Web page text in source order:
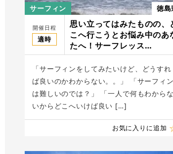
サーフィン 徳島
開催日程
適時
思い立ってはみたものの、
こへ行こうとお悩み中のあ
たへ！サーフレッス
ン/PAVILION SURF
「サーフィンをしてみたいけど、どうすれ
ば良いのかわからない。。」 「サーフィン
は難しいのでは？」 「一人で何もわからな
いからどこへいけば良い […]
お気に入りに追加